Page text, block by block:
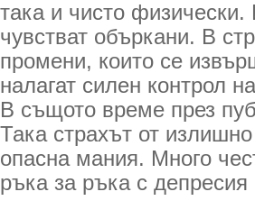
така и чисто
чувстват объркани. В
промени, които се
налагат силен контрол
В същото време през
Така страхът от
опасна мания. Много
ръка за ръка с